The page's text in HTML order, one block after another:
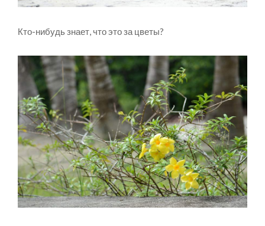
Кто-нибудь знает, что это за цветы?